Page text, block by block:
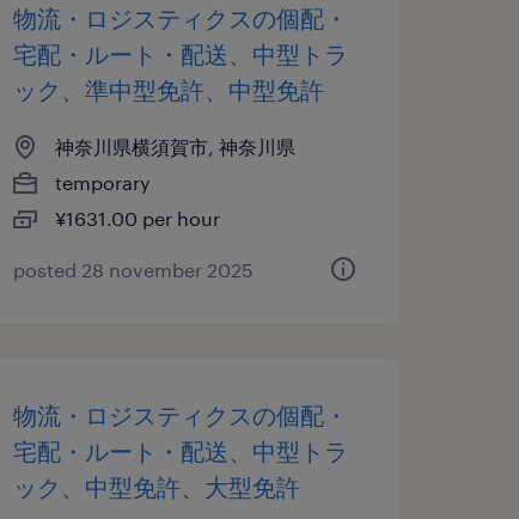
物流・ロジスティクスの個配・
宅配・ルート・配送、中型トラ
ック、準中型免許、中型免許
神奈川県横須賀市, 神奈川県
temporary
¥1631.00 per hour
posted 28 november 2025
物流・ロジスティクスの個配・
宅配・ルート・配送、中型トラ
ック、中型免許、大型免許